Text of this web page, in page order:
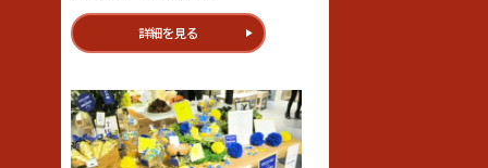
詳細を見る